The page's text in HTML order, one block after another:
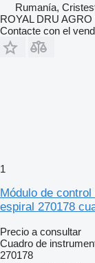
Rumanía,
ROYAL DRU AGRO
Contacte con el
1
Módulo de
espiral 270178
Precio a consultar
Cuadro de
270178